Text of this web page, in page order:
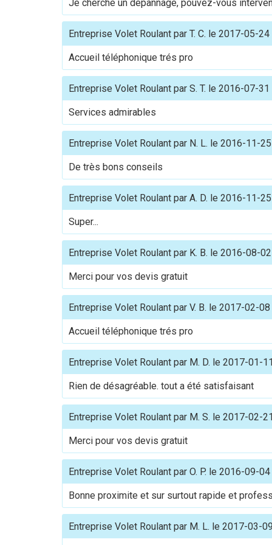
Je cherche un depannage, pouvez-vous
Entreprise Volet Roulant par T. C. le 2017-05-24
Accueil téléphonique trés pro
Entreprise Volet Roulant par S. T. le 2016-07-31
Services admirables
Entreprise Volet Roulant par N. L. le 2016-11-25
De très bons conseils
Entreprise Volet Roulant par A. D. le 2016-11-25
Super...
Entreprise Volet Roulant par K. B. le 2016-08-02
Merci pour vos devis gratuit
Entreprise Volet Roulant par V. B. le 2017-02-08
Accueil téléphonique trés pro
Entreprise Volet Roulant par M. D. le 2017-01-11
Rien de désagréable. tout a été satisfaisant
Entreprise Volet Roulant par M. S. le 2017-02-21
Merci pour vos devis gratuit
Entreprise Volet Roulant par O. P. le 2016-09-04
Bonne proximite et sur surtout rapide et
Entreprise Volet Roulant par M. L. le 2017-03-09